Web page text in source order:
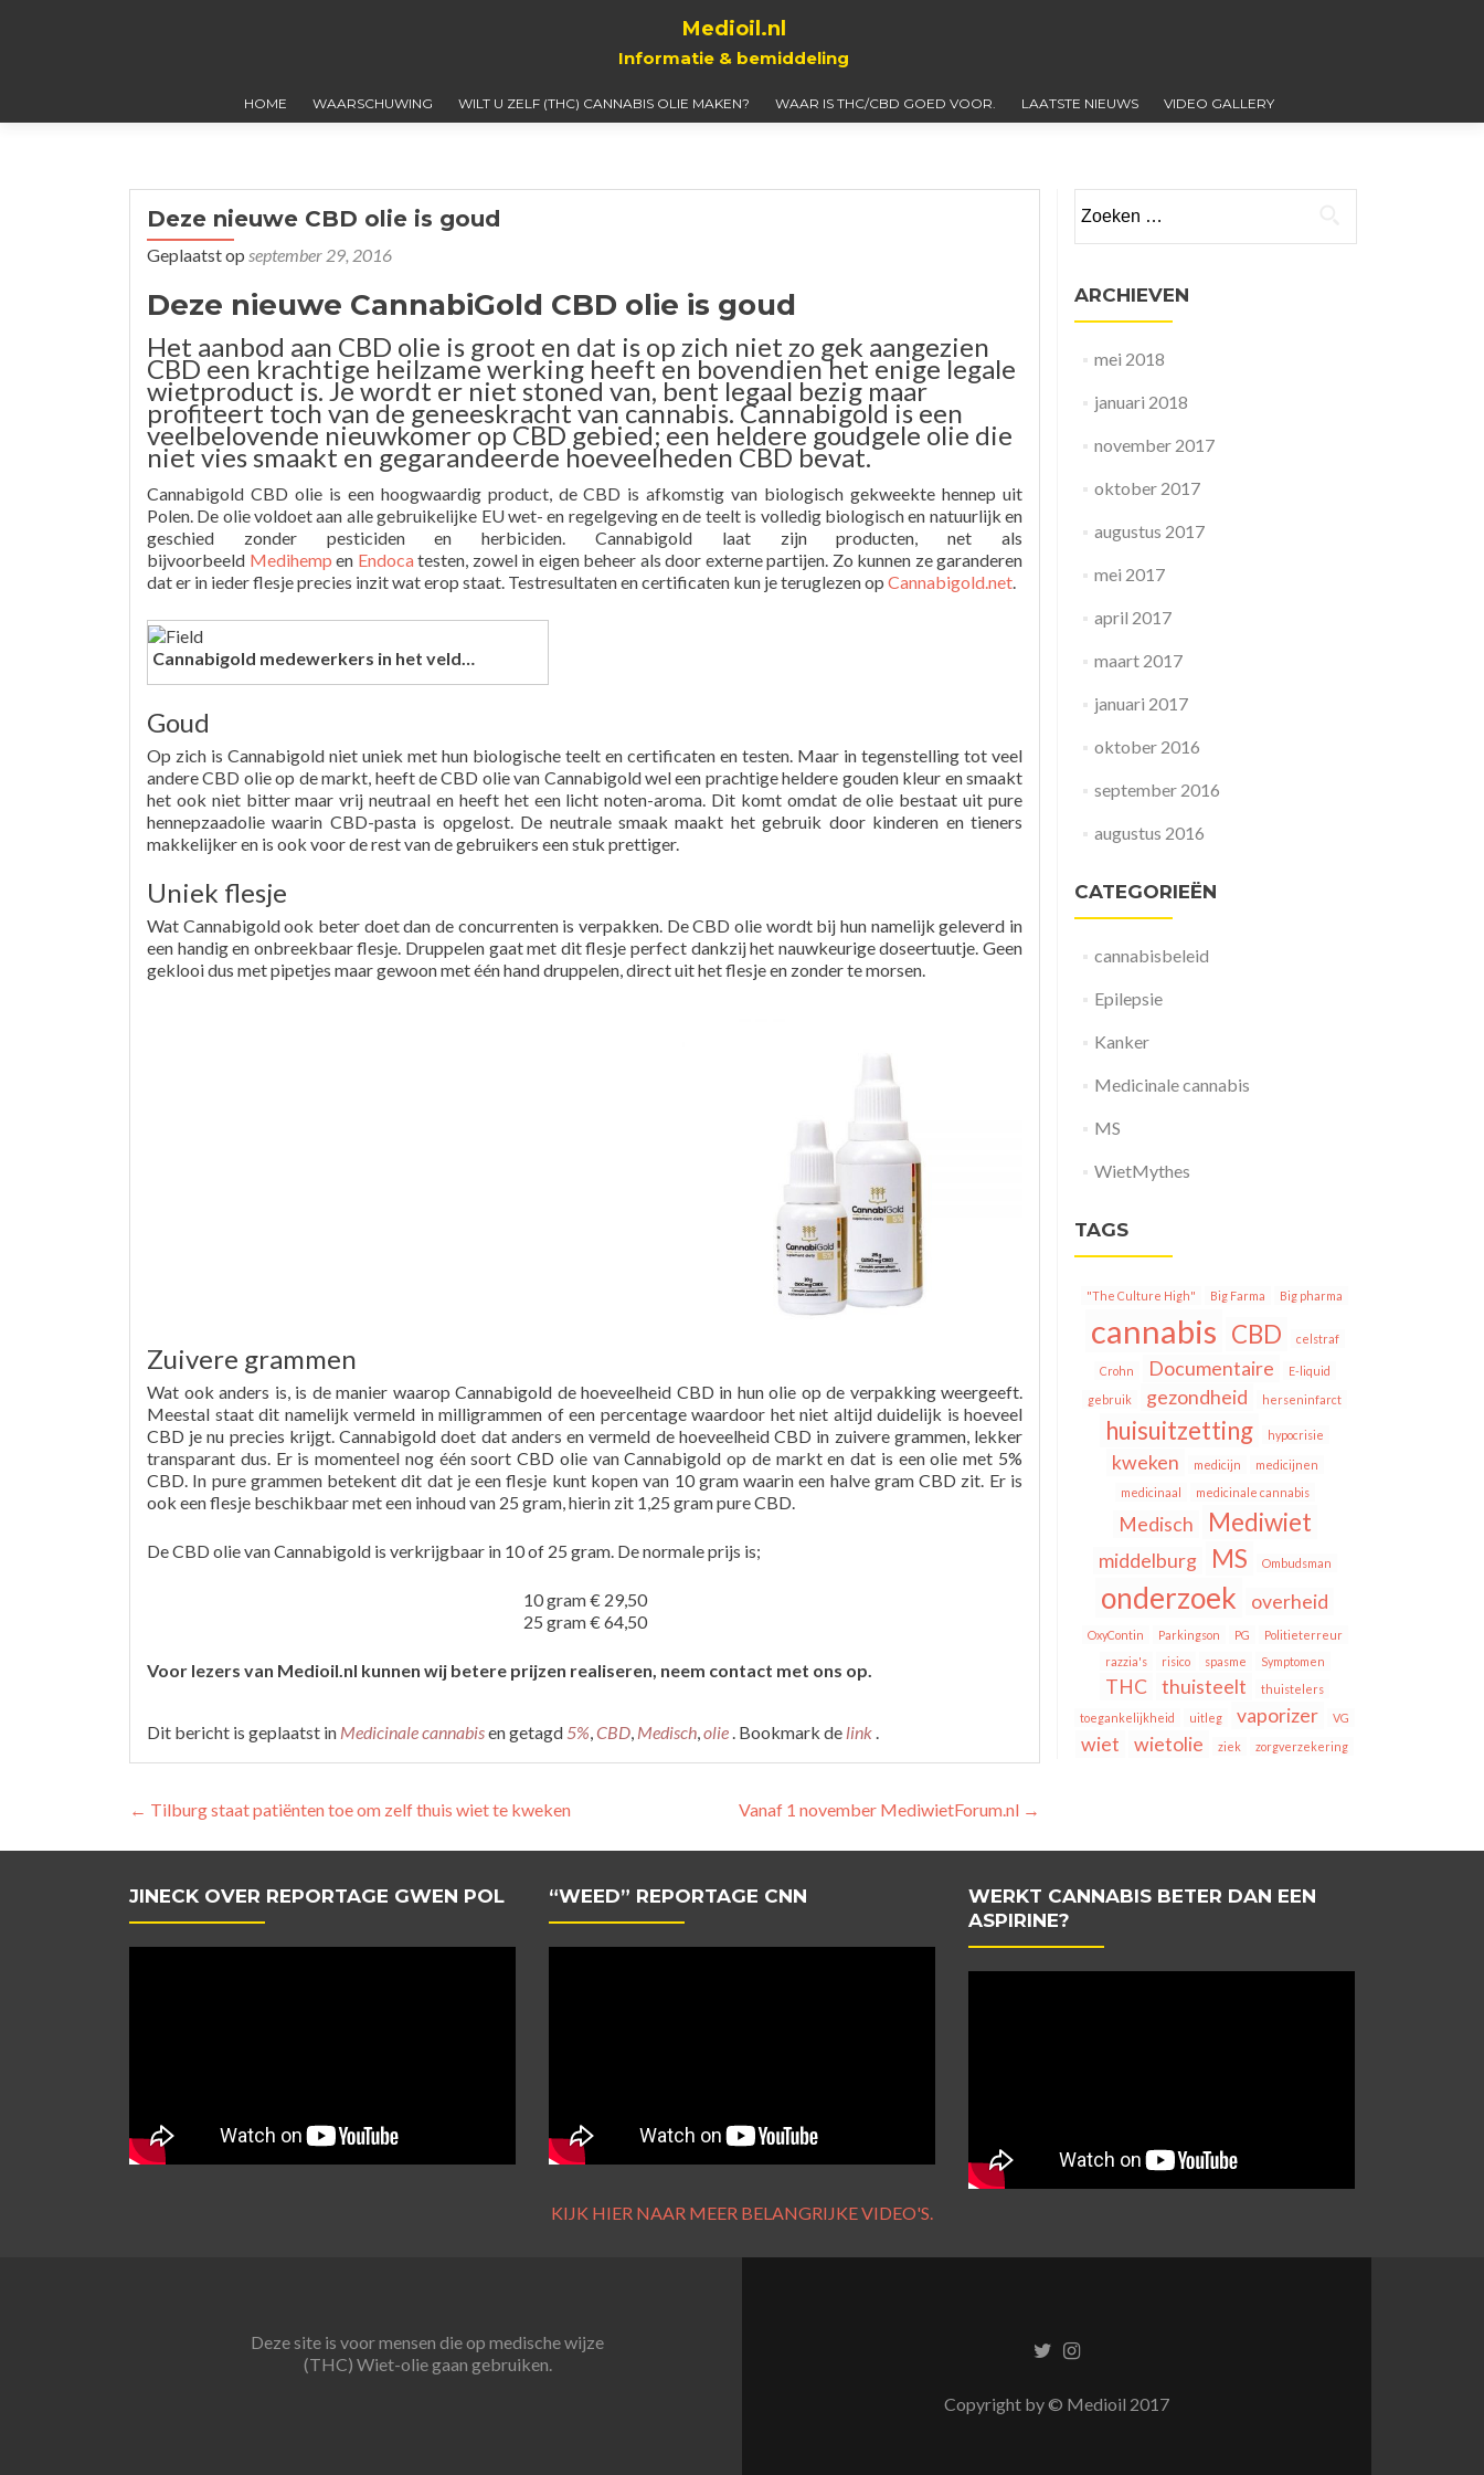
Medioil.nl
Informatie & bemiddeling
HOME WAARSCHUWING WILT U ZELF (THC) CANNABIS OLIE MAKEN? WAAR IS THC/CBD GOED VOOR. LAATSTE NIEUWS VIDEO GALLERY
Deze nieuwe CBD olie is goud
Geplaatst op september 29, 2016
Deze nieuwe CannabiGold CBD olie is goud
Het aanbod aan CBD olie is groot en dat is op zich niet zo gek aangezien
CBD een krachtige heilzame werking heeft en bovendien het enige legale
wietproduct is. Je wordt er niet stoned van, bent legaal bezig maar
profiteert toch van de geneeskracht van cannabis. Cannabigold is een
veelbelovende nieuwkomer op CBD gebied; een heldere goudgele olie die
niet vies smaakt en gegarandeerde hoeveelheden CBD bevat.
Cannabigold CBD olie is een hoogwaardig product, de CBD is afkomstig van biologisch gekweekte hennep uit
Polen. De olie voldoet aan alle gebruikelijke EU wet- en regelgeving en de teelt is volledig biologisch en natuurlijk en
geschied zonder pesticiden en herbiciden. Cannabigold laat zijn producten, net als
bijvoorbeeld Medihemp en Endocatesten, zowel in eigen beheer als door externe partijen. Zo kunnen ze garanderen
dat er in ieder flesje precies inzit wat erop staat. Testresultaten en certificaten kun je teruglezen op Cannabigold.net.
Cannabigold medewerkers in het veld…
Goud
Op zich is Cannabigold niet uniek met hun biologische teelt en certificaten en testen. Maar in tegenstelling tot veel
andere CBD olie op de markt, heeft de CBD olie van Cannabigold wel een prachtige heldere gouden kleur en smaakt
het ook niet bitter maar vrij neutraal en heeft het een licht noten-aroma. Dit komt omdat de olie bestaat uit pure
hennepzaadolie waarin CBD-pasta is opgelost. De neutrale smaak maakt het gebruik door kinderen en tieners
makkelijker en is ook voor de rest van de gebruikers een stuk prettiger.
Uniek flesje
Wat Cannabigold ook beter doet dan de concurrenten is verpakken. De CBD olie wordt bij hun namelijk geleverd in
een handig en onbreekbaar flesje. Druppelen gaat met dit flesje perfect dankzij het nauwkeurige doseertuutje. Geen
geklooi dus met pipetjes maar gewoon met één hand druppelen, direct uit het flesje en zonder te morsen.
Zuivere grammen
Wat ook anders is, is de manier waarop Cannabigold de hoeveelheid CBD in hun olie op de verpakking weergeeft.
Meestal staat dit namelijk vermeld in milligrammen of een percentage waardoor het niet altijd duidelijk is hoeveel
CBD je nu precies krijgt. Cannabigold doet dat anders en vermeld de hoeveelheid CBD in zuivere grammen, lekker
transparant dus. Er is momenteel nog één soort CBD olie van Cannabigold op de markt en dat is een olie met 5%
CBD. In pure grammen betekent dit dat je een flesje kunt kopen van 10 gram waarin een halve gram CBD zit. Er is
ook een flesje beschikbaar met een inhoud van 25 gram, hierin zit 1,25 gram pure CBD.
De CBD olie van Cannabigold is verkrijgbaar in 10 of 25 gram. De normale prijs is;
10 gram € 29,50
25 gram € 64,50
Voor lezers van Medioil.nl kunnen wij betere prijzen realiseren, neem contact met ons op.
Dit bericht is geplaatst in Medicinale cannabisen getagd 5%,CBD, Medisch,olie . Bookmark de link .
Berichtnavigatie
← Tilburg staat patiënten toe om zelf thuis wiet te kweken Vanaf 1 november MediwietForum.nl →
naar:
ARCHIEVEN
mei 2018
januari 2018
november 2017
oktober 2017
augustus 2017
mei 2017
april 2017
maart 2017
januari 2017
oktober 2016
september 2016
augustus 2016
CATEGORIEËN
cannabisbeleid
Epilepsie
Kanker
Medicinale cannabis
MS
WietMythes
TAGS
"The Culture High" Big Farma Big pharma
cannabis CBD celstraf
Crohn Documentaire
E-liquid
gebruik
gezondheid herseninfarct
huisuitzetting hypocrisie
kweken medicijn
medicijnen
medicinaal
medicinale cannabis
Medisch Mediwiet
middelburg MS Ombudsman
onderzoek overheid
OxyContin Parkingson PG
Politieterreur
razzia's
risico spasme Symptomen
THC thuisteelt
thuistelers
toegankelijkheid
uitleg vaporizer VG
wiet wietolie ziek zorgverzekering
JINECK OVER REPORTAGE GWEN POL “WEED” REPORTAGE CNN
KIJK HIER NAAR MEER BELANGRIJKE VIDEO'S.
WERKT CANNABIS BETER DAN EEN
ASPIRINE?
Deze site is voor mensen die op medische wijze
(THC) Wiet-olie gaan gebruiken.
TwitterInstagram
Copyright by © Medioil 2017